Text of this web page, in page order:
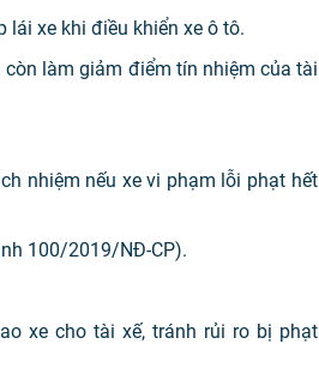
lái xe khi điều khiển xe ô tô.
làm giảm điểm tín nhiệm của tài
nhiệm nếu xe vi phạm lỗi phạt hết
100/2019/NĐ-CP).
xe cho tài xế, tránh rủi ro bị phạt